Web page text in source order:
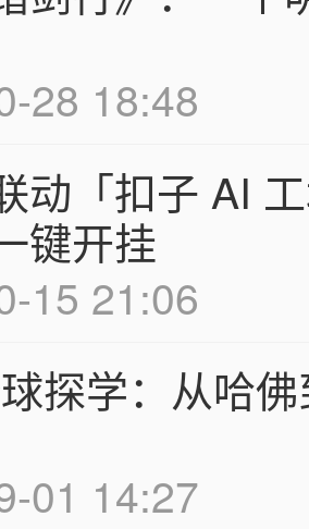
28 18:48
动「扣子 AI
键开挂
15 21:06
探学：从哈
01 14:27